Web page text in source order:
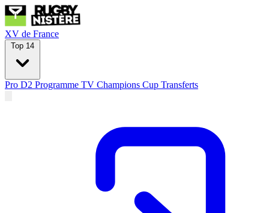
XV de France
Top 14
Pro D2 Programme TV Champions Cup Transferts